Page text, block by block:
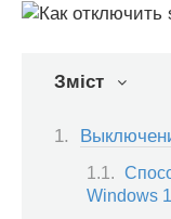
Зміст
Windows